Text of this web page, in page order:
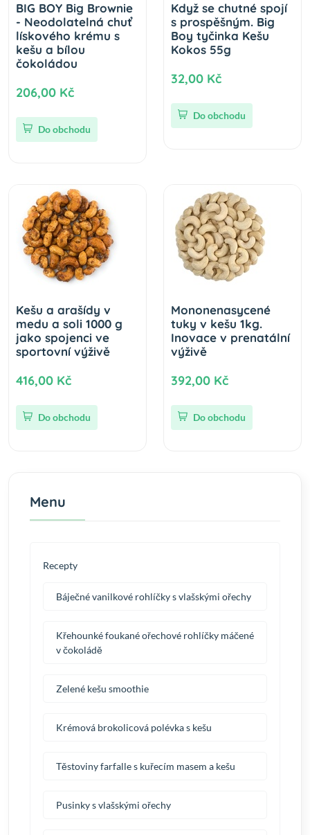
BIG BOY Big Brownie
- Neodolatelná chuť
lískového krému s
kešu a bílou
čokoládou
206,00 Kč
Do obchodu
Když se chutné spojí
s prospěšným. Big
Boy tyčinka Kešu
Kokos 55g
32,00 Kč
Do obchodu
Kešu a arašídy v
medu a soli 1000 g
jako spojenci ve
sportovní výživě
416,00 Kč
Do obchodu
Mononenasycené
tuky v kešu 1kg.
Inovace v prenatální
výživě
392,00 Kč
Do obchodu
Menu
Recepty
Báječné vanilkové rohlíčky s vlašskými ořechy
Křehounké foukané ořechové rohlíčky máčené
v čokoládě
Zelené kešu smoothie
Krémová brokolicová polévka s kešu
Těstoviny farfalle s kuřecím masem a kešu
Pusinky s vlašskými ořechy